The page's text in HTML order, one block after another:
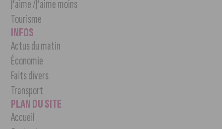
J’aime /J’aime moins
Tourisme
INFOS
Actus du matin
Économie
Faits divers
Transport
PLAN DU SITE
Accueil